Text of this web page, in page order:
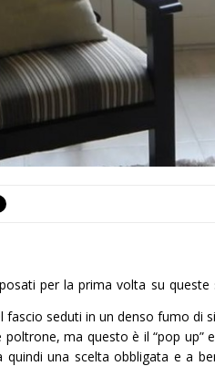
per la prima volta su
fascio seduti in un denso fumo
ma questo è il “pop up”
quindi una scelta obbligata e a